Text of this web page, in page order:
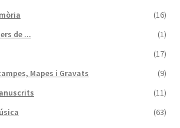
(16)
de ...
(1)
(17)
Mapes i Gravats
(9)
(11)
(63)